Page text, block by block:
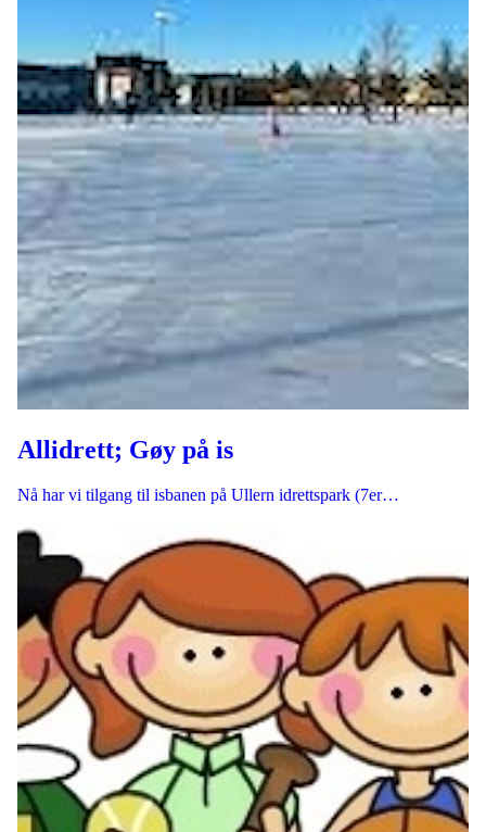
Allidrett; Gøy på is
Nå har vi tilgang til isbanen på Ullern idrettspark (7er…